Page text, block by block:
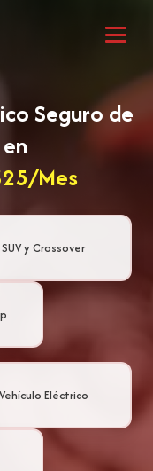
Seguro de
Mes
SUV y Crossover
Vehículo Eléctrico